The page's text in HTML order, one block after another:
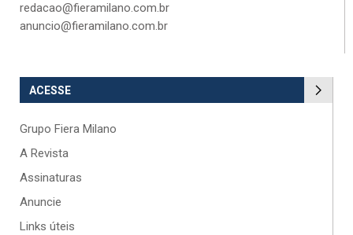
redacao@fieramilano.com.br
anuncio@fieramilano.com.br
ACESSE
Grupo Fiera Milano
A Revista
Assinaturas
Anuncie
Links úteis